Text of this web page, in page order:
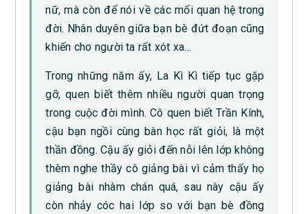
nữ, mà còn để nói về các mối quan hệ trong
đời. Nhân duyên giữa bạn bè đứt đoạn cũng
khiến cho người ta rất xót xa…
Trong những năm ấy, La Kì Kì tiếp tục gặp
gỡ, quen biết thêm nhiều người quan trọng
trong cuộc đời mình. Cô quen biết Trần Kính,
cậu bạn ngồi cùng bàn học rất giỏi, là một
thần đồng. Cậu ấy giỏi đến nỗi lên lớp không
thèm nghe thầy cô giảng bài vì cảm thấy họ
giảng bài nhàm chán quá, sau này cậu ấy
còn nhảy cóc hai lớp so với bạn bè đồng